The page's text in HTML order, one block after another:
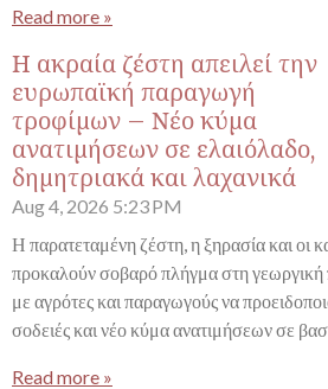
Read more »
Η ακραία ζέστη απειλεί την
ευρωπαϊκή παραγωγή
τροφίμων – Νέο κύμα
ανατιμήσεων σε ελαιόλαδο,
δημητριακά και λαχανικά
Aug 4, 2026 5:23 PM
Η παρατεταμένη ζέστη, η ξηρασία και οι
προκαλούν σοβαρό πλήγμα στη
με αγρότες και παραγωγούς να
σοδειές και νέο κύμα ανατιμήσεων σε
Read more »